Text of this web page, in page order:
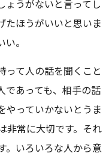
ょうがないと言ってし
たほうがいいと思いま
。
って人の話を聞くこと
であっても、相手の話
やっていかないとうま
非常に大切です。それ
。いろいろな人から意